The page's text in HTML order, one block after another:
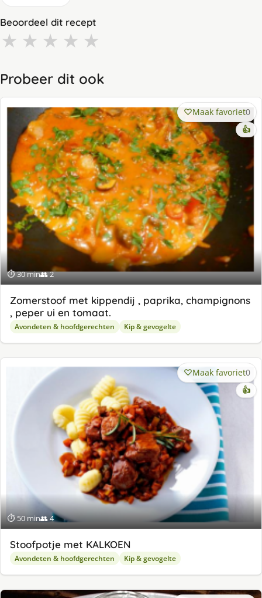
Beoordeel dit recept
★ ★ ★ ★ ★
Probeer dit ook
⏱ 30 min👥 2
Maak favoriet0
👍
Zomerstoof met kippendij , paprika, champignons
, peper ui en tomaat.
Avondeten & hoofdgerechten Kip & gevogelte
⏱ 50 min👥 4
Maak favoriet0
👍
Stoofpotje met KALKOEN
Avondeten & hoofdgerechten Kip & gevogelte